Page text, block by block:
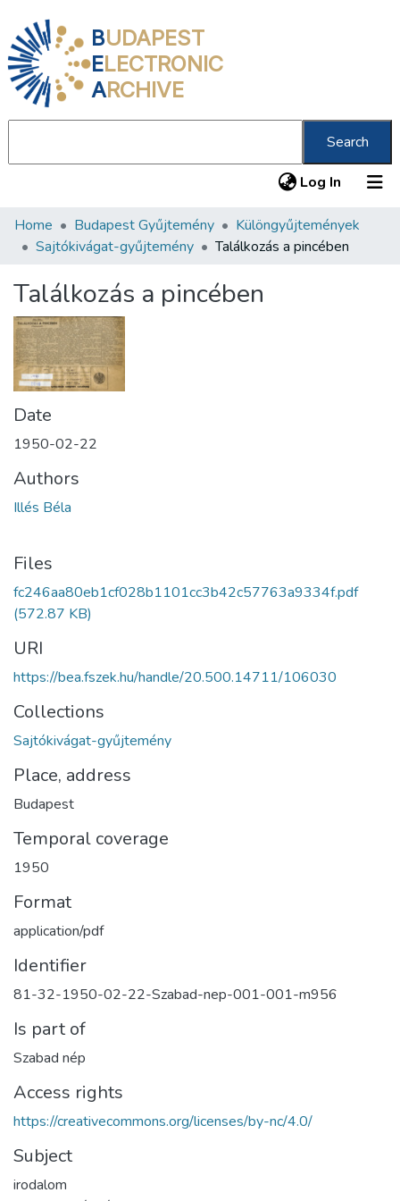
BUDAPEST
ELECTRONIC
ARCHIVE
Search
Log In (current)
Communities & Collections
Statistics
About us
Home Budapest Gyűjtemény
Különgyűjtemények
Sajtókivágat-gyűjtemény
Találkozás a pincében
Találkozás a pincében
Date
1950-02-22
Authors
Illés Béla
Files
fc246aa80eb1cf028b1101cc3b42c57763a9334f.pdf
(572.87 KB)
URI
https://bea.fszek.hu/handle/20.500.14711/106030
Collections
Sajtókivágat-gyűjtemény
Place, address
Budapest
Temporal coverage
1950
Format
application/pdf
Identifier
81-32-1950-02-22-Szabad-nep-001-001-m956
Is part of
Szabad nép
Access rights
https://creativecommons.org/licenses/by-nc/4.0/
Subject
irodalom